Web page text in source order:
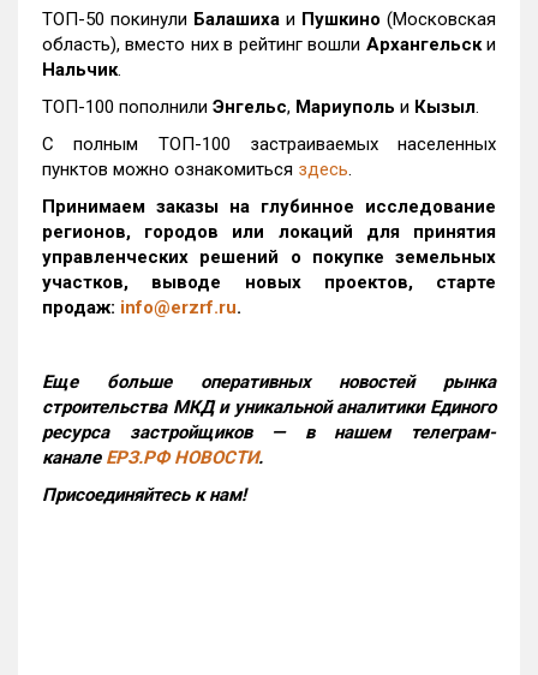
ТОП-50 покинули Балашиха и Пушкино (Московская
область), вместо них в рейтинг вошли Архангельски
Нальчик.
ТОП-100 пополнили Энгельс, Мариуполь и Кызыл.
С полным ТОП-100 застраиваемых населенных
пунктов можно ознакомиться здесь.
Принимаем заказы на глубинное исследование
регионов, городов или локаций для принятия
управленческих решений о покупке земельных
участков, выводе новых проектов, старте
продаж: info@erzrf.ru.
Еще больше оперативных новостей рынка
строительства МКД и уникальной аналитики Единого
ресурса застройщиков — в нашем телеграм-
канале ЕРЗ.РФ НОВОСТИ.
Присоединяйтесь к нам!